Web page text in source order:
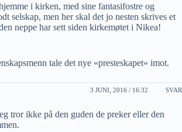
i kirken, med sine fantasifostre og
selskap, men her skal det jo nesten skrives et
neppe har sett siden kirkemøtet i Nikea!
tale det nye «presteskapet» imot.
3 JUNI, 2016 / 16:32 SVAR
tror ikke på den guden de preker eller den